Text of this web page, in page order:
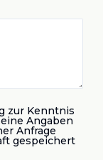
zur Kenntnis
Angaben
Anfrage
gespeichert